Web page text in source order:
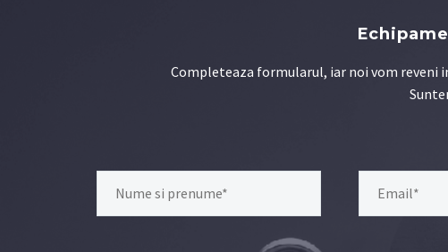
Completeaza formularul, iar noi vom reveni